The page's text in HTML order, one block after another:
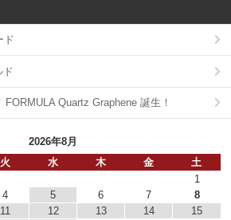
ド
ド
Quartz Graphene 誕生！
2026年8月
火 水 木 金
土
1
4 5 6 7
8
11 12 13 14
15